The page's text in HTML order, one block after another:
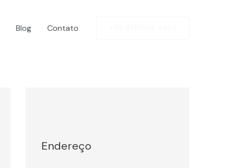
Blog Contato
Endereço